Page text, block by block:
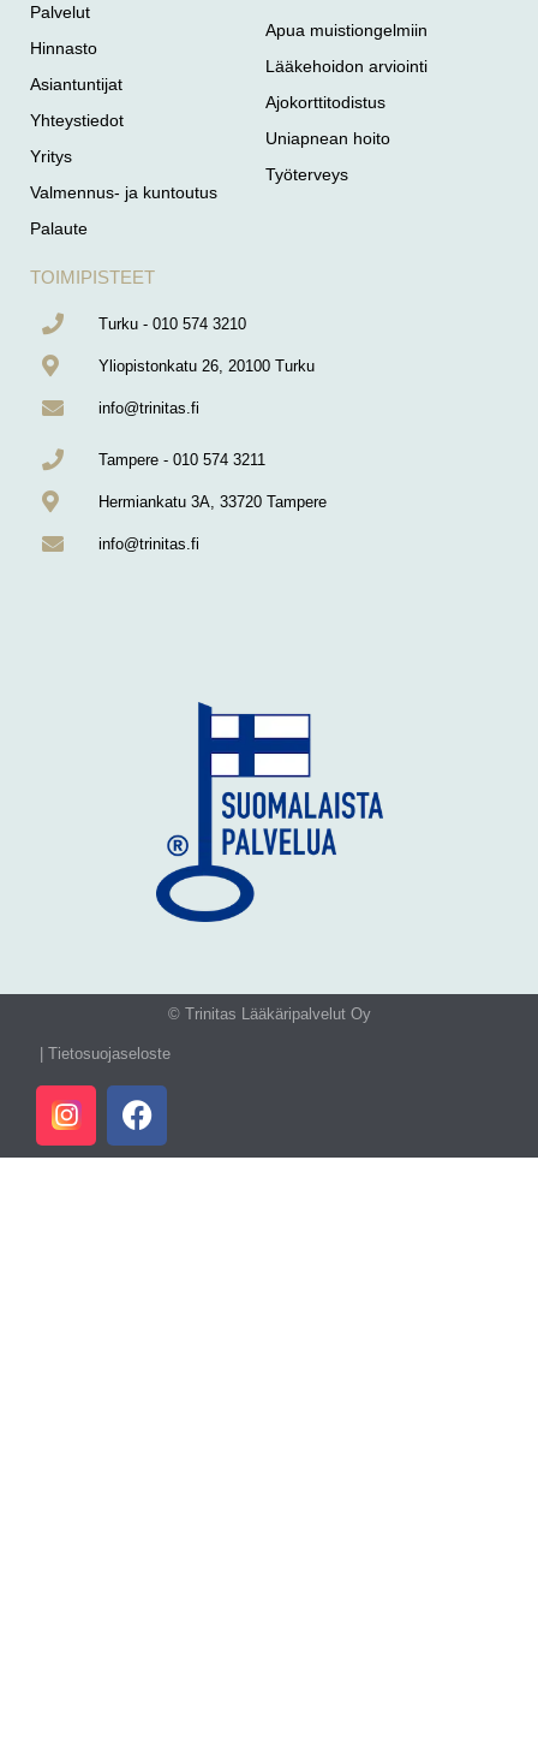
Palvelut
Hinnasto
Asiantuntijat
Yhteystiedot
Yritys
Valmennus- ja kuntoutus
Palaute
Apua muistiongelmiin
Lääkehoidon arviointi
Ajokorttitodistus
Uniapnean hoito
Työterveys
TOIMIPISTEET
Turku - 010 574 3210
Yliopistonkatu 26, 20100 Turku
info@trinitas.fi
Tampere - 010 574 3211
Hermiankatu 3A, 33720 Tampere
info@trinitas.fi
© Trinitas Lääkäripalvelut Oy
| Tietosuojaseloste